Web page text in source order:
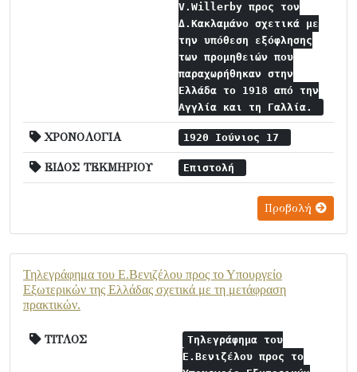
V.Willerby προς τον
Δ.Κακλαμάνο σχετικά με
την υπόθεση εξόφλησης
των προμηθειών που
παραχωρήθηκαν στην
Ελλάδα το 1918 από την
Αγγλία και τη Γαλλία.
ΧΡΟΝΟΛΟΓΙΑ 1920 Ιούνιος 17
ΕΙΔΟΣ ΤΕΚΜΗΡΙΟΥ Επιστολή
Προβολή
Τηλεγράφημα του Ε.Βενιζέλου προς το Υπουργείο
Εξωτερικών της Ελλάδας σχετικά με τη μετάφραση
πρακτικών.
ΤΙΤΛΟΣ
Τηλεγράφημα του
Ε.Βενιζέλου προς το